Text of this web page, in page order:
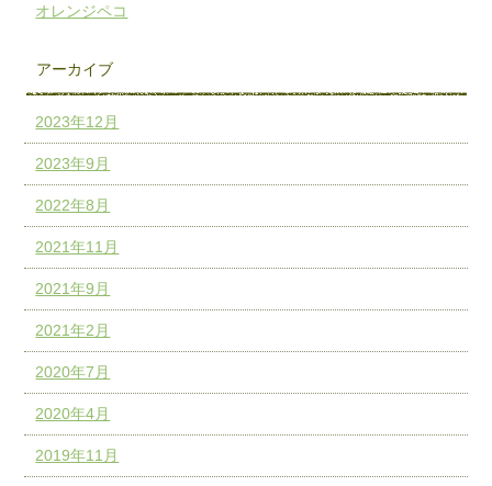
オレンジペコ
アーカイブ
2023年12月
2023年9月
2022年8月
2021年11月
2021年9月
2021年2月
2020年7月
2020年4月
2019年11月